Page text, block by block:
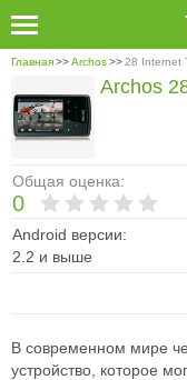
Главная>>Archos>>28 Internet
Общая оценка:
0
Android версии:
2.2 и выше
Archos
В современном мире
устройство, которое